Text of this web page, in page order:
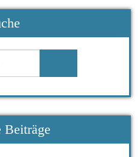
Beiträge